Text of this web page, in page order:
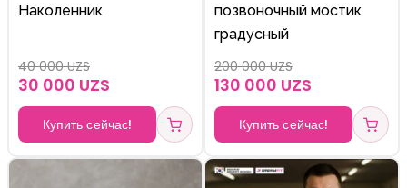
Наколенник
40 000 UZS
30 000 UZS
Купить сейчас!
позвоночный мостик
градусный
200 000 UZS
130 000 UZS
Купить сейчас!